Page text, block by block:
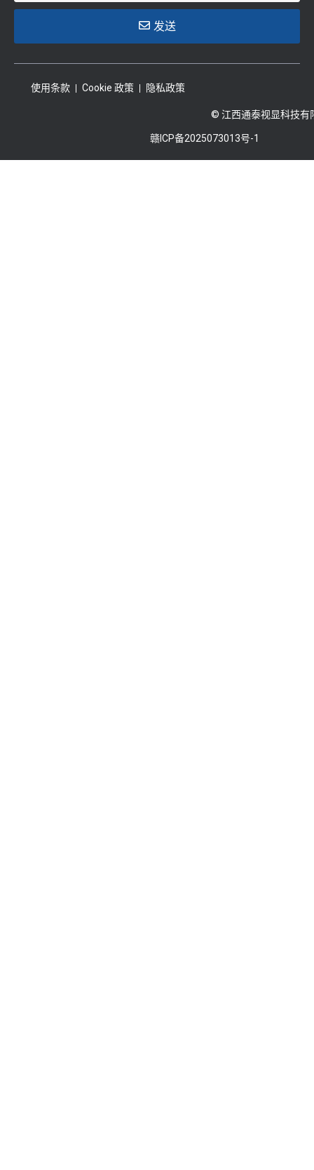
发送
使用条款 Cookie 政策 隐私政策
© 江西通泰视显科技有
赣ICP备2025073013号-1